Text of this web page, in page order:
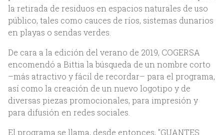
Inicio
Nosotros
Acerca de Bittia
Equipo
Clientes
la retirada de residuos en espacios naturales de uso
público, tales como cauces de ríos, sistemas dunarios
en playas o sendas verdes.
De cara a la edición del verano de 2019, COGERSA
encomendó a Bittia la búsqueda de un nombre corto
–más atractivo y fácil de recordar– para el programa,
así como la creación de un nuevo logotipo y de
diversas piezas promocionales, para impresión y
para difusión en redes sociales.
El programa se llama, desde entonces, "GUANTES